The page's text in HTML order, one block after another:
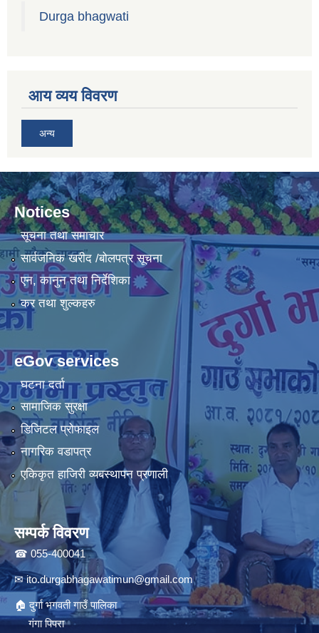
Durga bhagwati
आय व्यय विवरण
अन्य
Notices
सूचना तथा समाचार
सार्वजनिक खरीद /बोलपत्र सूचना
एन, कानुन तथा निर्देशिका
कर तथा शुल्कहरु
eGov services
घटना दर्ता
सामाजिक सुरक्षा
डिजिटल प्रोफाइल
नागरिक वडापत्र
एकिकृत हाजिरी व्यबस्थापन प्रणाली
सम्पर्क विवरण
☎ 055-400041
✉ito.durgabhagawatimun@gmail.com
🏠 दुर्गा भगवती गाउँ पालिका
गंगा पिपरा